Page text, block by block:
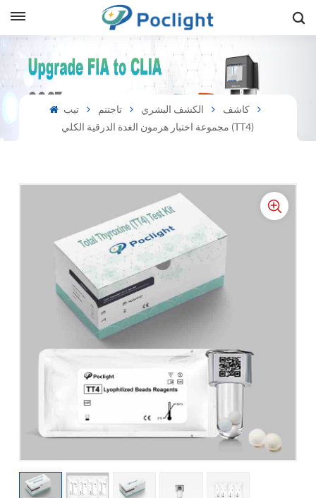
تيب تاجتنم الكشف البشري
كاشف
مجموعة اختبار هرمون الغدة الدرقية الكلي (TT4)